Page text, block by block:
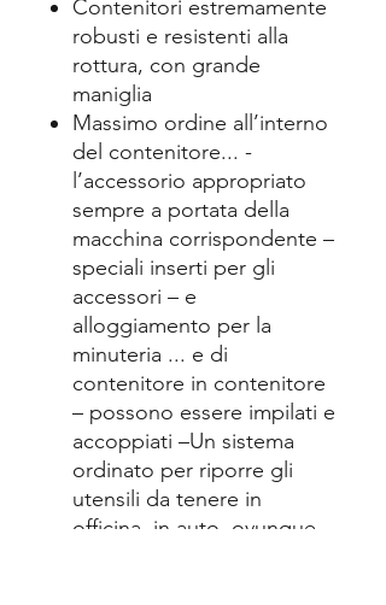
Contenitori estremamente
robusti e resistenti alla
rottura, con grande
maniglia
Massimo ordine all’interno
del contenitore... -
l’accessorio appropriato
sempre a portata della
macchina corrispondente –
speciali inserti per gli
accessori – e
alloggiamento per la
minuteria ... e di
contenitore in contenitore
– possono essere impilati e
accoppiati –Un sistema
ordinato per riporre gli
utensili da tenere in
officina, in auto, ovunque